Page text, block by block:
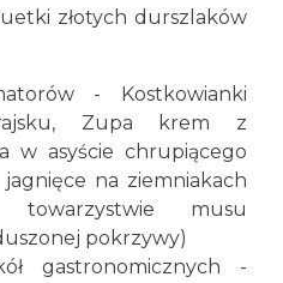
złotych durszlaków
- Kostkowianki
Zupa krem z
w asyście chrupiącego
na ziemniakach
musu
pokrzywy)
gastronomicznych -